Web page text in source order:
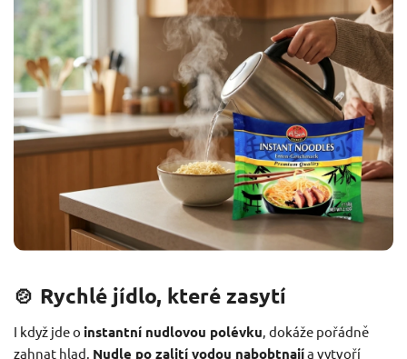
🍲 Rychlé jídlo, které zasytí
I když jde o instantní nudlovou polévku, dokáže pořádně
zahnat hlad. Nudle po zalití vodou nabobtnajía vytvoří